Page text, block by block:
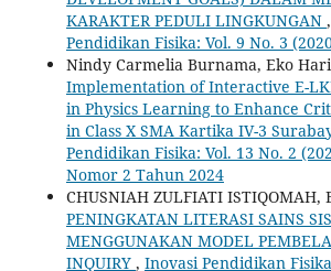
KARAKTER PEDULI LINGKUNGAN ,
Pendidikan Fisika: Vol. 9 No. 3
Nindy Carmelia Burnama, Eko
Implementation of Interactive E-
in Physics Learning to Enhance
in Class X SMA Kartika IV-3
Pendidikan Fisika: Vol. 13 No. 2
Nomor 2 Tahun 2024
CHUSNIAH ZULFIATI ISTIQOMAH,
PENINGKATAN LITERASI SAINS
MENGGUNAKAN MODEL
INQUIRY , Inovasi Pendidikan